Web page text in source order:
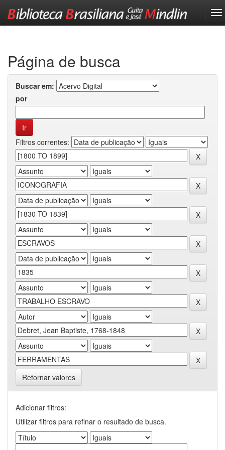
Página de busca
Buscar em:
por
Filtros correntes:
Retornar valores
Adicionar filtros:
Utilizar filtros para refinar o resultado de busca.